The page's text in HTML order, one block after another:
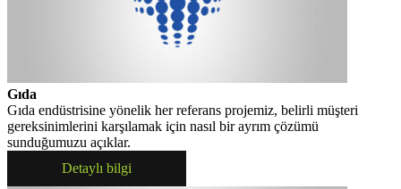
Gıda
Gıda endüstrisine yönelik her referans projemiz, belirli müşteri
gereksinimlerini karşılamak için nasıl bir ayrım çözümü
sunduğumuzu açıklar.
Detaylı bilgi